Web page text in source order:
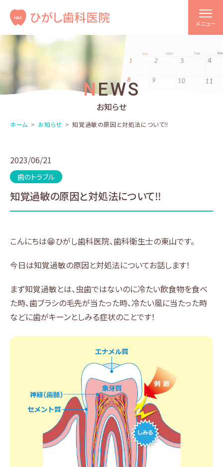
メニュー
お知らせ
NEWS
ホーム お知らせ 知覚過敏の原因と対処法について‼️
知覚過敏の原因と対処法について‼️
2023/06/21
歯のトラブル
こんにちは😁ひがし歯科医院、歯科衛生士の東山です。
今日は知覚過敏の原因と対処法についてお話します！
まず知覚過敏とは、虫歯ではないのに冷たい飲食物を食べ
た時、歯ブラシの毛先が当たった時、冷たい風に当たった時
などに歯がキーンとしみる症状のことです！